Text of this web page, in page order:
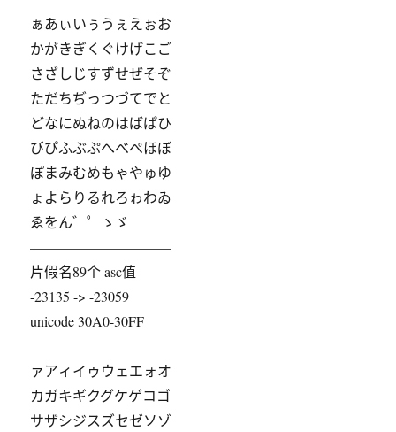
ぁあぃいぅうぇえぉお
かがきぎくぐけげこご
さざしじすずせぜそぞ
ただちぢっつづてでと
どなにぬねのはばぱひ
びぴふぶぷへべぺほぼ
ぽまみむめもゃやゅゆ
ょよらりるれろゎわゐ
ゑをん゛゜ゝゞ
——————————
片假名89个 asc值
-23135 -> -23059
unicode 30A0-30FF
ァアィイゥウェエォオ
カガキギクグケゲコゴ
サザシジスズセゼソゾ